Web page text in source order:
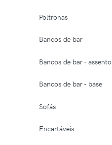
Poltronas
Bancos de bar
Bancos de bar - assento
Bancos de bar - base
Sofás
Encartáveis